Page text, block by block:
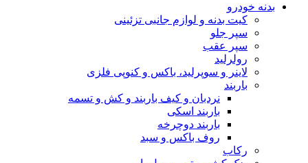
بدنه خودرو
کیت بدنه و لوازم جانبی تزئینی
سپر جلو
سپر عقب
رولرلید
لاینر و سوپرلید، باکس و کنوپی فلزی
باربند
نردبان و کیف باربند و کش و تسمه
باربند اسکی
باربند دوچرخه
روف باکس و سبد
رکاب